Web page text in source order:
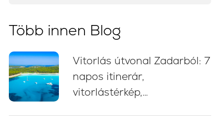
Több innen Blog
Vitorlás útvonal Zadarból: 7
napos itinerár,
vitorlástérkép,